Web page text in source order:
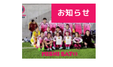
お知らせ